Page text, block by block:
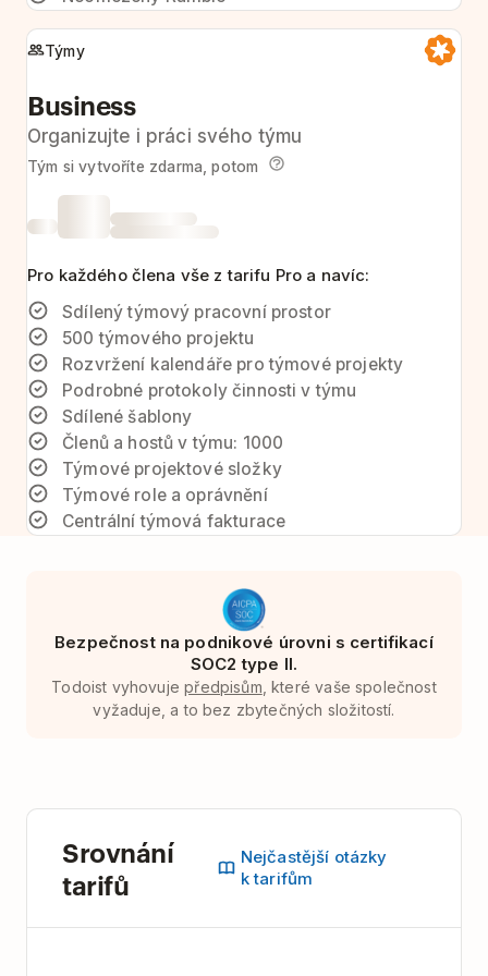
Týmy
Business
Organizujte i práci svého týmu
Tým si vytvoříte zdarma, potom
Pro každého člena vše z tarifu Pro a navíc:
Sdílený týmový pracovní prostor
500 týmového projektu
Rozvržení kalendáře pro týmové projekty
Podrobné protokoly činnosti v týmu
Sdílené šablony
Členů a hostů v týmu: 1000
Týmové projektové složky
Týmové role a oprávnění
Centrální týmová fakturace
Bezpečnost na podnikové úrovni s certifikací
SOC2 type II.
Todoist vyhovujepředpisům , které vaše společnost
vyžaduje, a to bez zbytečných složitostí.
Srovnání
tarifů
Nejčastější otázky
k tarifům